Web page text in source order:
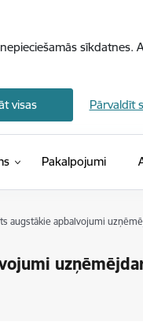
visas Pārvaldīt
Pakalpojumi
augstākie apbalvojumi